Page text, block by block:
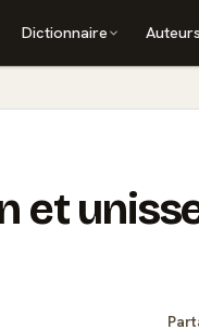
Dictionnaire Auteurs
et